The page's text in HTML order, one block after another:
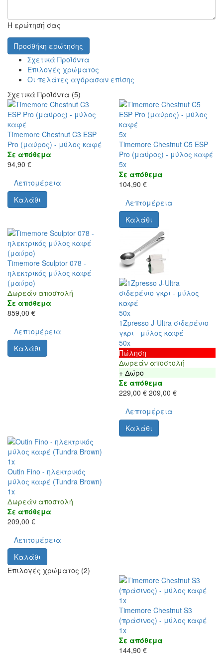
Η ερώτησή σας
Προσθήκη ερώτησης
Σχετικά Προϊόντα
Επιλογές χρώματος
Οι πελάτες αγόρασαν επίσης
Σχετικά Προϊόντα (5)
Timemore Chestnut C3 ESP
Pro (μαύρος) - μύλος καφέ
Σε απόθεμα
94,90 €
Λεπτομέρεια
Καλάθι
5x
Timemore Chestnut C5 ESP
Pro (μαύρος) - μύλος καφέ
5x
Σε απόθεμα
104,90 €
Λεπτομέρεια
Καλάθι
Timemore Sculptor 078 -
ηλεκτρικός μύλος καφέ
(μαύρο)
Δωρεάν αποστολή
Σε απόθεμα
859,00 €
Λεπτομέρεια
Καλάθι
50x
1Zpresso J-Ultra σιδερένιο
γκρι - μύλος καφέ
50x
Πώληση
Δωρεάν αποστολή
+ Δώρο
Σε απόθεμα
229,00 € 209,00 €
Λεπτομέρεια
Καλάθι
1x
Outin Fino - ηλεκτρικός
μύλος καφέ (Tundra Brown)
1x
Δωρεάν αποστολή
Σε απόθεμα
209,00 €
Λεπτομέρεια
Καλάθι
Επιλογές χρώματος (2)
1x
Timemore Chestnut S3
(πράσινος) - μύλος καφέ
1x
Σε απόθεμα
144,90 €